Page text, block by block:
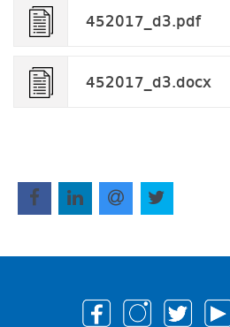
452017_d3.pdf
452017_d3.docx